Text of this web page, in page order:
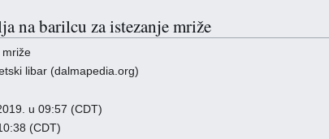
na barilcu za istezanje mriže
mriže
libar (dalmapedia.org)
u 09:57 (CDT)
(CDT)